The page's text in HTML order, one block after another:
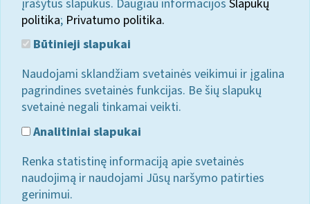
įrašytus slapukus. Daugiau informacijos Slapukų
politika; Privatumo politika.
Būtinieji slapukai
Naudojami sklandžiam svetainės veikimui ir įgalina
pagrindines svetainės funkcijas. Be šių slapukų
svetainė negali tinkamai veikti.
Analitiniai slapukai
Renka statistinę informaciją apie svetainės
naudojimą ir naudojami Jūsų naršymo patirties
gerinimui.